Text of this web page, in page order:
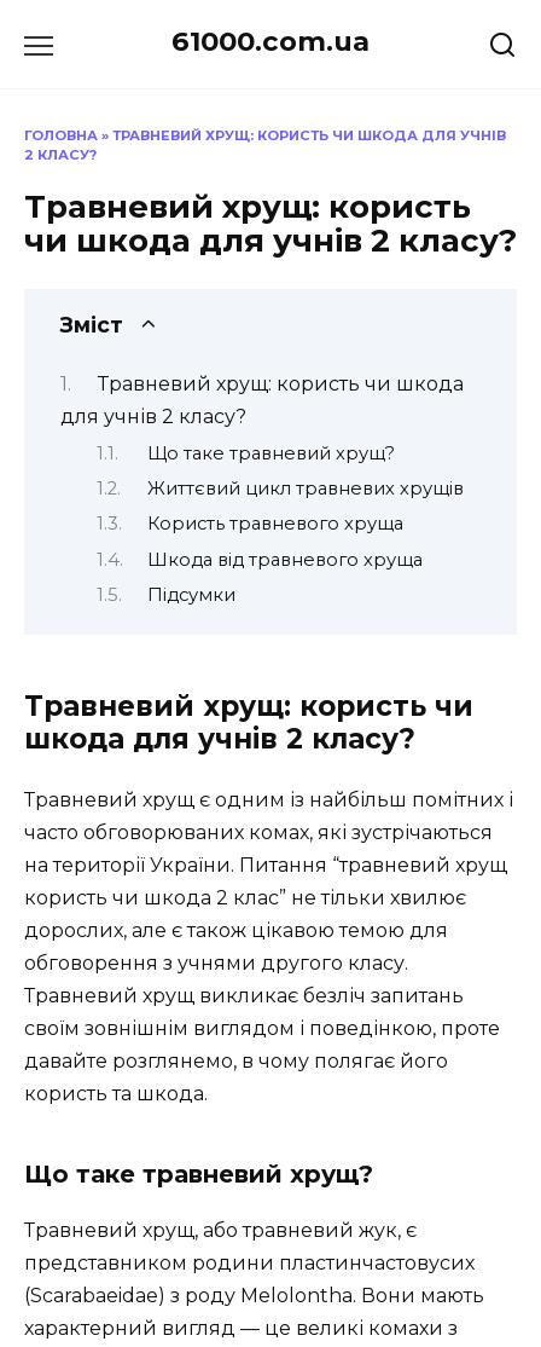
до
61000.com.ua
ГОЛОВНА » ТРАВНЕВИЙ ХРУЩ: КОРИСТЬ ЧИ ШКОДА ДЛЯ УЧНІВ
2 КЛАСУ?
Травневий хрущ: користь
чи шкода для учнів 2 класу?
Зміст
Травневий хрущ: користь чи шкода
для учнів 2 класу?
Що таке травневий хрущ?
Життєвий цикл травневих хрущів
Користь травневого хруща
Шкода від травневого хруща
Підсумки
Травневий хрущ: користь чи
шкода для учнів 2 класу?
Травневий хрущ є одним із найбільш помітних і
часто обговорюваних комах, які зустрічаються
на території України. Питання “травневий хрущ
користь чи шкода 2 клас” не тільки хвилює
дорослих, але є також цікавою темою для
обговорення з учнями другого класу.
Травневий хрущ викликає безліч запитань
своїм зовнішнім виглядом і поведінкою, проте
давайте розглянемо, в чому полягає його
користь та шкода.
Що таке травневий хрущ?
Травневий хрущ, або травневий жук, є
представником родини пластинчастовусих
(Scarabaeidae) з роду Melolontha. Вони мають
характерний вигляд — це великі комахи з